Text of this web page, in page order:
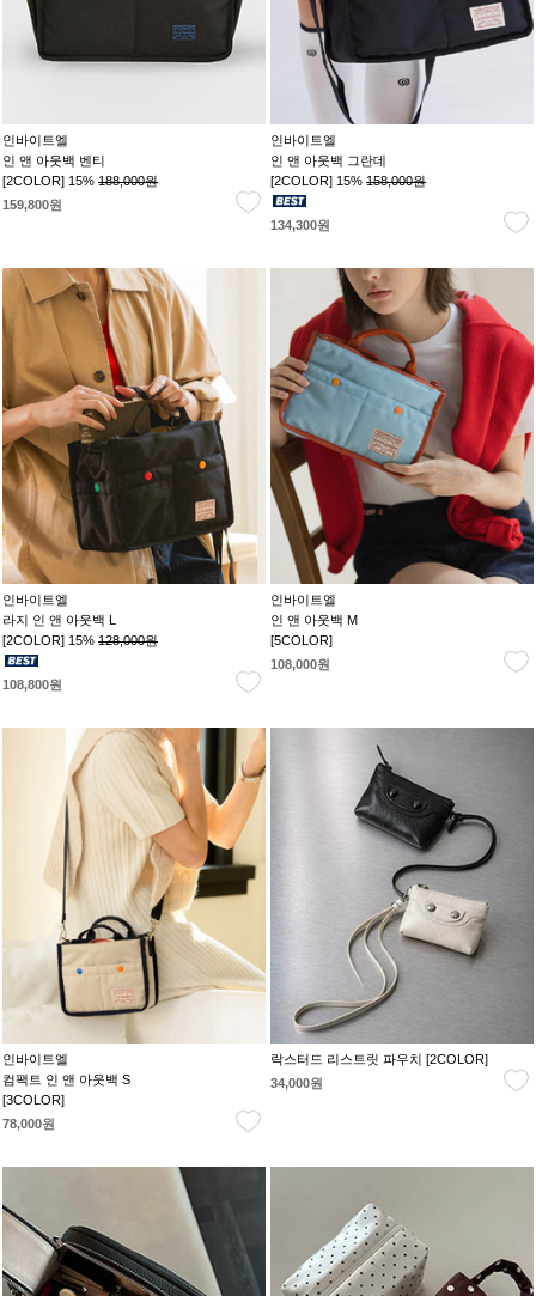
인바이트엘
인 앤 아웃백 벤티
[2COLOR] 15% 188,000원
159,800원
인바이트엘
인 앤 아웃백 그란데
[2COLOR] 15% 158,000원
134,300원
인바이트엘
라지 인 앤 아웃백 L
[2COLOR] 15% 128,000원
108,800원
인바이트엘
인 앤 아웃백 M
[5COLOR]
108,000원
인바이트엘
컴팩트 인 앤 아웃백 S
[3COLOR]
78,000원
락스터드 리스트릿 파우치 [2COLOR]
34,000원